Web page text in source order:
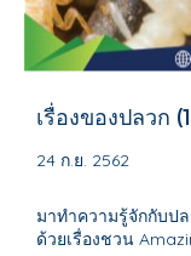
เรื่องของปลวก
24 ก.ย. 2562
มาทำความรู้จักกับป
ด้วยเรื่องชวน